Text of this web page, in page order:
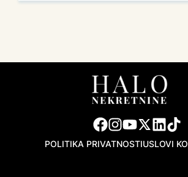
POLITIKA PRIVATNOSTIUSLOVI